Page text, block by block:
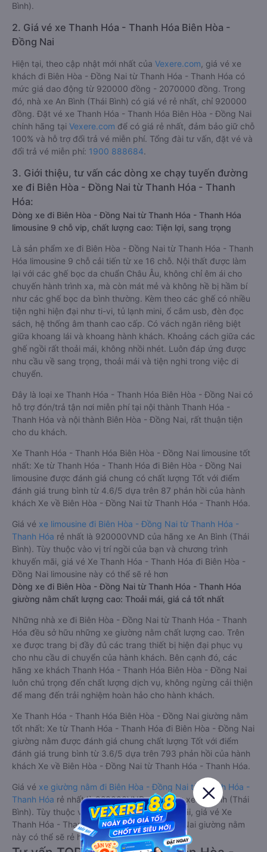
Bình).
2. Giá vé xe Thanh Hóa - Thanh Hóa Biên Hòa -
Đồng Nai
Hiện tại, theo cập nhật mới nhất của Vexere.com , giá vé xe
khách đi Biên Hòa - Đồng Nai từ Thanh Hóa - Thanh Hóa có
mức giá dao động từ 920000 đồng - 2070000 đồng. Trong
đó, nhà xe An Bình (Thái Bình) có giá vé rẻ nhất, chỉ 920000
đồng. Đặt vé xe Thanh Hóa - Thanh Hóa Biên Hòa - Đồng Nai
chính hãng tại Vexere.com để có giá rẻ nhất, đảm bảo giữ chỗ
100% và hỗ trợ đổi trả vé miễn phí. Tổng đài tư vấn, đặt vé và
đổi trả vé miễn phí: 1900 888684.
3. Giới thiệu, tư vấn các dòng xe chạy tuyến đường
xe đi Biên Hòa - Đồng Nai từ Thanh Hóa - Thanh
Hóa:
Dòng xe đi Biên Hòa - Đồng Nai từ Thanh Hóa - Thanh Hóa
limousine 9 chỗ vip, chất lượng cao: Tiện lợi, sang trọng
Là sản phẩm xe đi Biên Hòa - Đồng Nai từ Thanh Hóa - Thanh
Hóa limousine 9 chỗ cải tiến từ xe 16 chỗ. Nội thất được làm
lại với các ghế bọc da chuẩn Châu Âu, không chỉ êm ái cho
chuyến hành trình xa, mà còn mát mẻ và không hề bị hầm bí
như các ghế bọc da bình thường. Kèm theo các ghế có nhiều
tiện nghi hiện đại như ti-vi, tủ lạnh mini, ổ cắm usb, đèn đọc
sách, hệ thống âm thanh cao cấp. Có vách ngăn riêng biệt
giữa khoang lái và khoang hành khách. Khoảng cách giữa các
ghế ngồi rất thoải mái, không nhồi nhét. Luôn đáp ứng được
nhu cầu về sang trọng, thoải mái và tiện nghi trong việc di
chuyển.
Đây là loại xe Thanh Hóa - Thanh Hóa Biên Hòa - Đồng Nai có
hỗ trợ đón/trả tận nơi miễn phí tại nội thành Thanh Hóa -
Thanh Hóa và nội thành Biên Hòa - Đồng Nai, rất thuận tiện
cho du khách.
Xe Thanh Hóa - Thanh Hóa Biên Hòa - Đồng Nai limousine tốt
nhất: Xe từ Thanh Hóa - Thanh Hóa đi Biên Hòa - Đồng Nai
limousine được đánh giá chung có chất lượng Tốt với điểm
đánh giá trung bình từ 4.6/5 dựa trên 87 phản hồi của hành
khách Xe về Biên Hòa - Đồng Nai từ Thanh Hóa - Thanh Hóa.
Giá vé xe limousine đi Biên Hòa - Đồng Nai từ Thanh Hóa -
Thanh Hóa rẻ nhất là 920000VND của hãng xe An Bình (Thái
Bình). Tùy thuộc vào vị trí ngồi của bạn và chương trình
khuyến mãi, giá vé Xe Thanh Hóa - Thanh Hóa đi Biên Hòa -
Đồng Nai limousine này có thể sẽ rẻ hơn
Dòng xe đi Biên Hòa - Đồng Nai từ Thanh Hóa - Thanh Hóa
giường nằm chất lượng cao: Thoải mái, giá cả tốt nhất
Những nhà xe đi Biên Hòa - Đồng Nai từ Thanh Hóa - Thanh
Hóa đều sở hữu những xe giường nằm chất lượng cao. Trên
xe được trang bị đầy đủ các trang thiết bị hiện đại phục vụ
cho nhu cầu di chuyển của hành khách. Bên cạnh đó, các
hãng xe khách Thanh Hóa - Thanh Hóa Biên Hòa - Đồng Nai
luôn chú trọng đến chất lượng dịch vụ, không ngừng cải thiện
để mang đến trải nghiệm hoàn hảo cho hành khách.
Xe Thanh Hóa - Thanh Hóa Biên Hòa - Đồng Nai giường nằm
tốt nhất: Xe từ Thanh Hóa - Thanh Hóa đi Biên Hòa - Đồng Nai
giường nằm được đánh giá chung chất lượng Tốt với điểm
đánh giá trung bình từ 3.6/5 dựa trên 793 phản hồi của hành
khách Xe về Biên Hòa - Đồng Nai từ Thanh Hóa - Thanh Hóa.
Giá vé xe giường nằm đi Biên Hòa - Đồng Nai từ Thanh Hóa -
Thanh Hóa rẻ nhất là 920000VND của hãng xe An Bình (Thái
Bình). Tùy thuộc vào chương trình khuyến mãi, giá vé Xe
Thanh Hóa - Thanh Hóa đi Biên Hòa - Đồng Nai giường nằm
này có thể sẽ rẻ hơn.